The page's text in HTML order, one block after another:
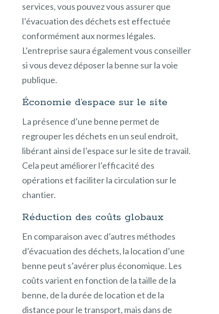
services, vous pouvez vous assurer que
l’évacuation des déchets est effectuée
conformément aux normes légales.
L’entreprise saura également vous conseiller
si vous devez déposer la benne sur la voie
publique.
Économie d’espace sur le site
La présence d’une benne permet de
regrouper les déchets en un seul endroit,
libérant ainsi de l’espace sur le site de travail.
Cela peut améliorer l’efficacité des
opérations et faciliter la circulation sur le
chantier.
Réduction des coûts globaux
En comparaison avec d’autres méthodes
d’évacuation des déchets, la location d’une
benne peut s’avérer plus économique. Les
coûts varient en fonction de la taille de la
benne, de la durée de location et de la
distance pour le transport, mais dans de